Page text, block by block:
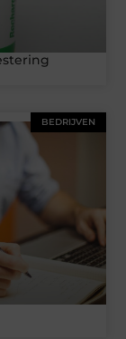
BEDRIJVEN